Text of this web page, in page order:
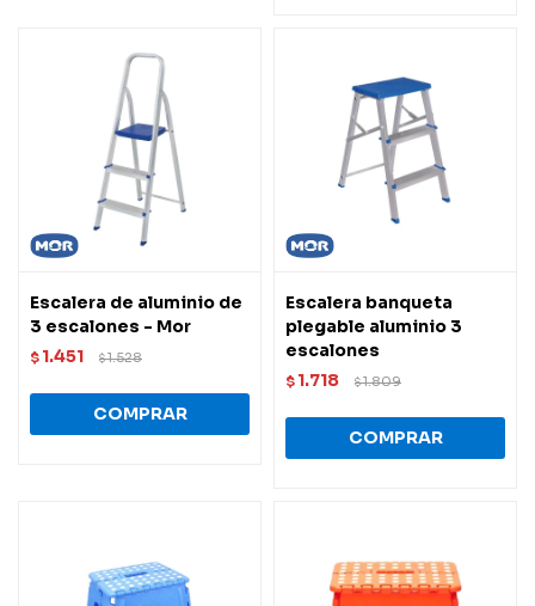
Escalera de aluminio de
3 escalones - Mor
$ 1.451 $1.528
Escalera banqueta
plegable aluminio 3
escalones
$ 1.718 $1.809